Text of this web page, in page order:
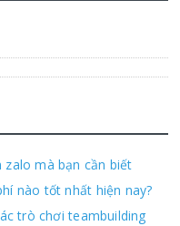
mà bạn cần biết
nào tốt nhất hiện nay?
trò chơi teambuilding